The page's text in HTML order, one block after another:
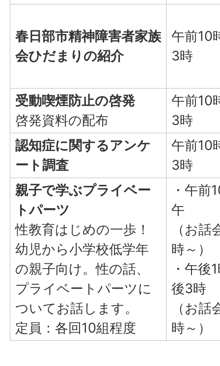
春日部市精神障害者家族
会ひだまりの紹介
午前10
3時
受動喫煙防止の啓発
啓発資料の配布
午前10
3時
認知症に関するアンケ
ート調査
午前10
3時
親子で学ぶプライベー
トパーツ
性教育はじめの一歩！
幼児から小学校低学年
の親子向け。性の話、
プライベートパーツに
ついてお話します。
定員：各回10組程度
・午前
午
（お話
時～）
・午後
後3時
（お話
時～）